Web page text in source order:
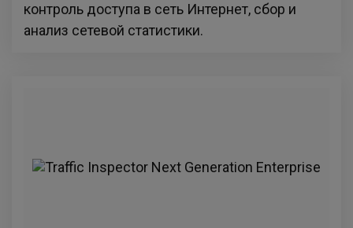
контроль доступа в сеть Интернет, сбор и
анализ сетевой статистики.